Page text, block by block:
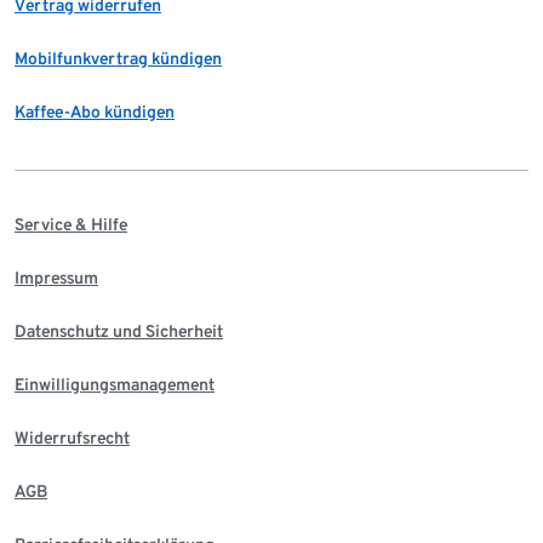
Vertrag widerrufen
Mobilfunkvertrag kündigen
Kaffee-Abo kündigen
Service & Hilfe
Impressum
Datenschutz und Sicherheit
Einwilligungsmanagement
Widerrufsrecht
AGB